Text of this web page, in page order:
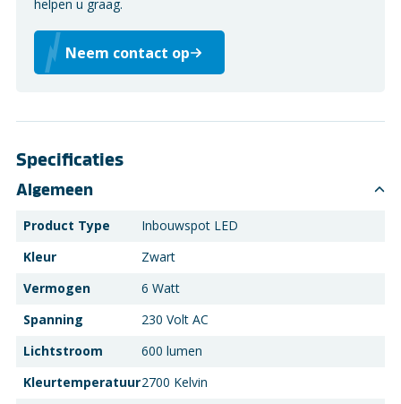
helpen u graag.
Neem contact op
Specificaties
Algemeen
Product Type
Inbouwspot LED
Kleur
Zwart
Vermogen
6 Watt
Spanning
230 Volt AC
Lichtstroom
600 lumen
Kleurtemperatuur2700 Kelvin